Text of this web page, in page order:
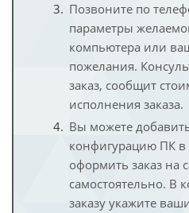
Позвоните по
параметры
компьютера или
пожелания.
заказ, сообщит
исполнения заказа.
Вы можете
конфигурацию ПК в
оформить заказ на
самостоятельно. В
заказу укажите